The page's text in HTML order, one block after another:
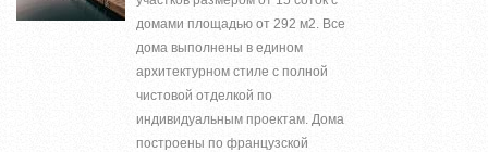
домами площадью от 292 м2. Все
дома выполнены в едином
архитектурном стиле с полной
чистовой отделкой по
индивидуальным проектам. Дома
построены по французской